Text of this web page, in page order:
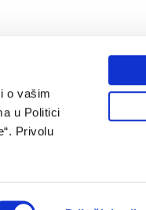
o vašim
u Politici
Privolu